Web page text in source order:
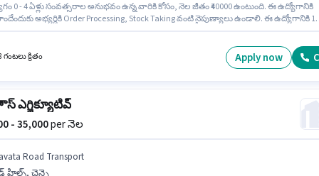
0 - 4 ఏళ్లు సంవత్సరాల అనుభవం ఉన్న వారికి కోసం, నెల జీతం ₹40000 ఉంటుంది. ఈ ఉద్యోగానికి
అభ్యర్థికి Order Processing, Stock Taking వంటి నైపుణ్యాలు ఉండాలి. ఈ ఉద్యోగానికి
క్రియాశీలకంగా నియామకం జరుగుతోంది.
గంటలు క్రితం Apply now
ఎగ్జిక్యూటివ్
- 35,000per నెల
Road Transport
హిల్స్, చెన్నై